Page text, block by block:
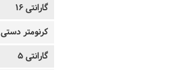
گارانتی 16
کرنومتر دستی
گارانتی 5